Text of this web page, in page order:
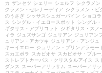
カ ザンセツ シェリー シェルフ シクラメン
クラメン・セレナーディア シクラメン・ビ
のうさぎ シッサスシュガーバイン ショコラ
ス
シングル・イエロースポット シングル
ギタリス・アプリコット
ジギタリス・スノ
ィラ
ジュズサンゴ ジュリアン ジュリアン
ュリアン・アカツキ ジュリアン・アンジュ
キーイエロー ジュリアン・プリンアラモー
スカエボラ
スカビオサ スカビオサ・ブル
ストレプトカーパス・クリスタルアイス
ス
ダンス
スーパーアリッサム スーパーアリ